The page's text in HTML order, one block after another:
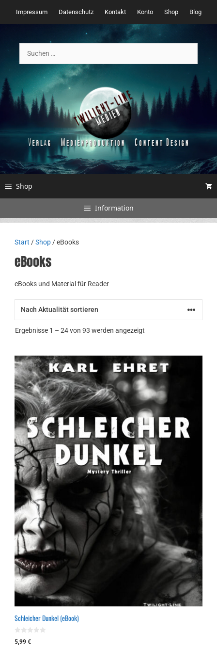
Inhalt
springen
Impressum Datenschutz Kontakt Konto Shop Blog
nach:
Shop
Information
Start /Shop/ eBooks
eBooks
eBooks und Material für Reader
Ergebnisse 1 – 24 von 93 werden angezeigt
Schleicher Dunkel (eBook)
0
v
5,99 €